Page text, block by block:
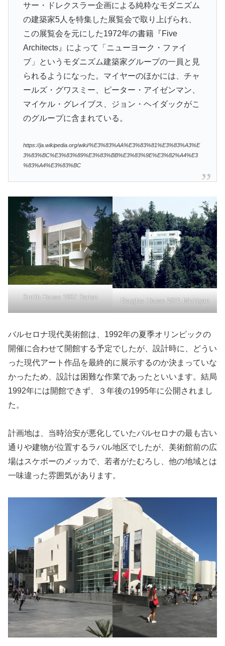
サー・ドレクスラー企画による純粋なモダニズム
の建築家5人を特集した展覧会で取り上げられ、
この展覧会を元にした1972年の書籍『Five
Architects』によって「ニューヨーク・ファイ
ブ」というモダニズム建築家グループの一員と見
られるようになった。マイヤーのほかには、チャ
ールズ・グワスミー、ピーター・アイゼンマン、
マイケル・グレイブス、ジョン・ヘイダックがこ
のグループに含まれている。
https://ja.wikipedia.org/wiki/%E3%83%AA%E3%83%81%E3%83%A3%E
3%83%BC%E3%83%89%E3%83%BB%E3%83%9E%E3%82%A4%E3
%83%A4%E3%83%BC
Smith House 1967 Darien Douglas House 1971 Michigan
バルセロナ現代美術館は、1992年の夏季オリンピックの
開催に合わせて開館する予定でしたが、設計時に、どうい
った現代アート作品を最終的に展示するのか決まっていな
かったため、設計は困難な作業であったといいます。結局
1992年には開館できず、３年後の1995年に公開されまし
た。
計画地は、当時治安が悪化していたバルセロナの最も古い
通りや建物が位置するラバル地区でしたが、美術館前の広
場はスケボーのメッカで、若者がたむろし、他の地域とは
一味違った雰囲気があります。